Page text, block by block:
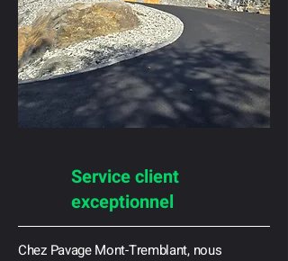
Service client
exceptionnel
Chez Pavage Mont-Tremblant, nous